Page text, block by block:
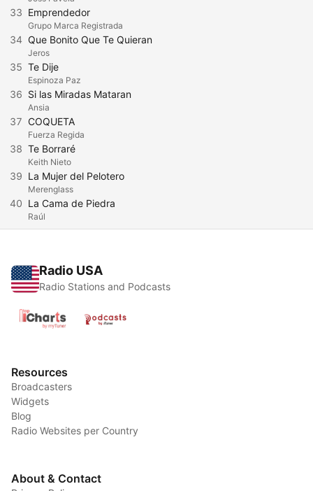
33 Emprendedor
Grupo Marca Registrada
34 Que Bonito Que Te Quieran
Jeros
35 Te Dije
Espinoza Paz
36 Si las Miradas Mataran
Ansia
37 COQUETA
Fuerza Regida
38 Te Borraré
Keith Nieto
39 La Mujer del Pelotero
Merenglass
40 La Cama de Piedra
Raúl
Radio USA
Radio Stations and Podcasts
Resources
Broadcasters
Widgets
Blog
Radio Websites per Country
About & Contact